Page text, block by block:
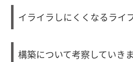
イライラしにくくなるライ
構築について考察していきま